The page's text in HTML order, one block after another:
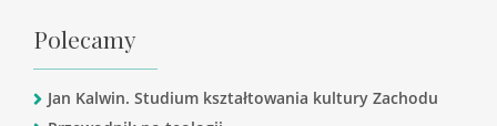
Polecamy
Jan Kalwin. Studium kształtowania kultury Zachodu